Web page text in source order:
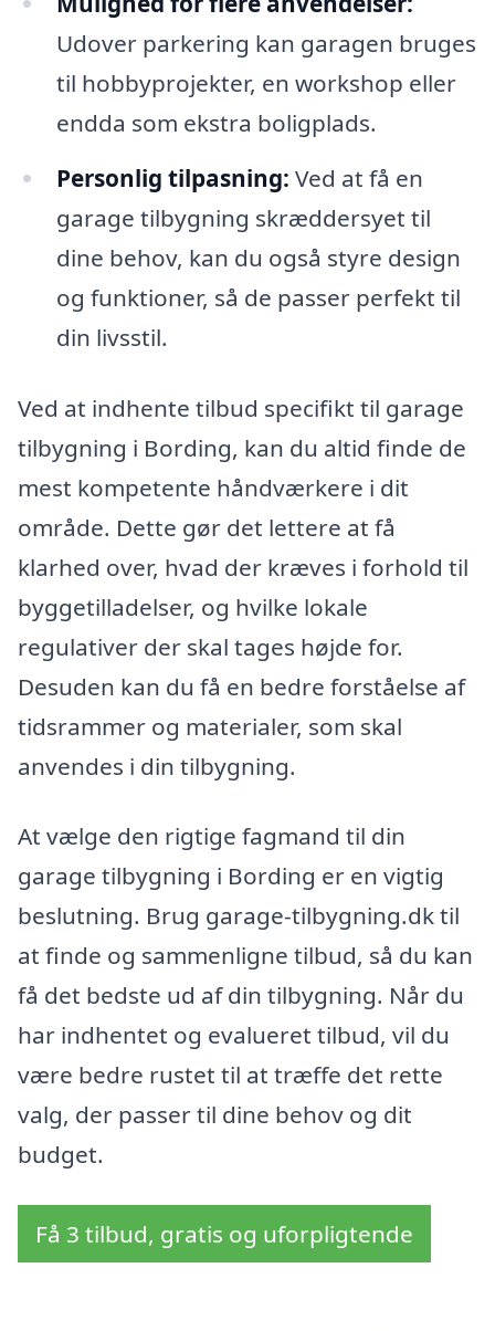
Udover parkering kan garagen bruges
til hobbyprojekter, en workshop eller
endda som ekstra boligplads.
Personlig tilpasning: Ved at få en
garage tilbygning skræddersyet til
dine behov, kan du også styre design
og funktioner, så de passer perfekt til
din livsstil.
Ved at indhente tilbud specifikt til garage
tilbygning i Bording, kan du altid finde de
mest kompetente håndværkere i dit
område. Dette gør det lettere at få
klarhed over, hvad der kræves i forhold til
byggetilladelser, og hvilke lokale
regulativer der skal tages højde for.
Desuden kan du få en bedre forståelse af
tidsrammer og materialer, som skal
anvendes i din tilbygning.
At vælge den rigtige fagmand til din
garage tilbygning i Bording er en vigtig
beslutning. Brug garage-tilbygning.dk til
at finde og sammenligne tilbud, så du kan
få det bedste ud af din tilbygning. Når du
har indhentet og evalueret tilbud, vil du
være bedre rustet til at træffe det rette
valg, der passer til dine behov og dit
budget.
Få 3 tilbud, gratis og uforpligtende